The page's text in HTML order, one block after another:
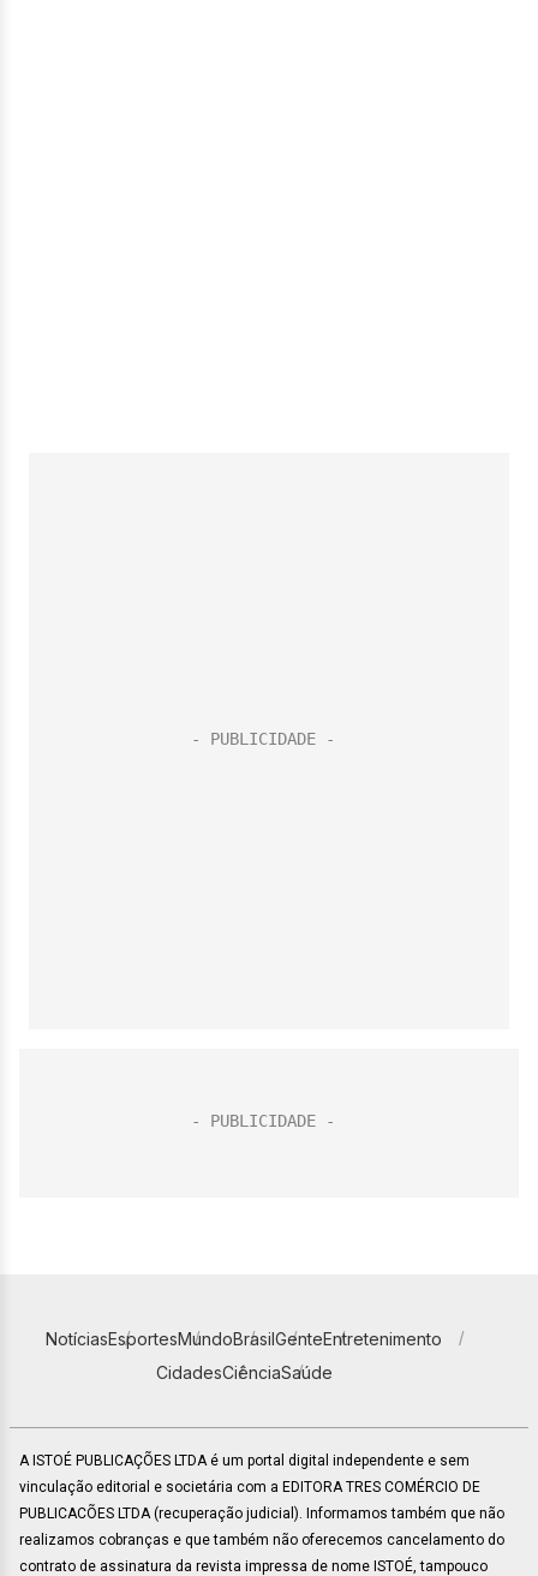
NotíciasEsportesMundoBrasilGenteEntretenimento
CidadesCiênciaSaúde
A ISTOÉ PUBLICAÇÕES LTDA é um portal digital independente e sem
vinculação editorial e societária com a EDITORA TRES COMÉRCIO DE
PUBLICACÕES LTDA (recuperação judicial). Informamos também que não
realizamos cobranças e que também não oferecemos cancelamento do
contrato de assinatura da revista impressa de nome ISTOÉ, tampouco